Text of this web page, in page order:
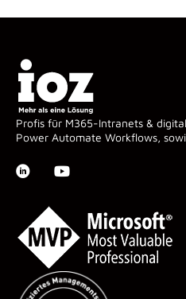
Profis für M365-Intranets &
Power Automate Workflows,